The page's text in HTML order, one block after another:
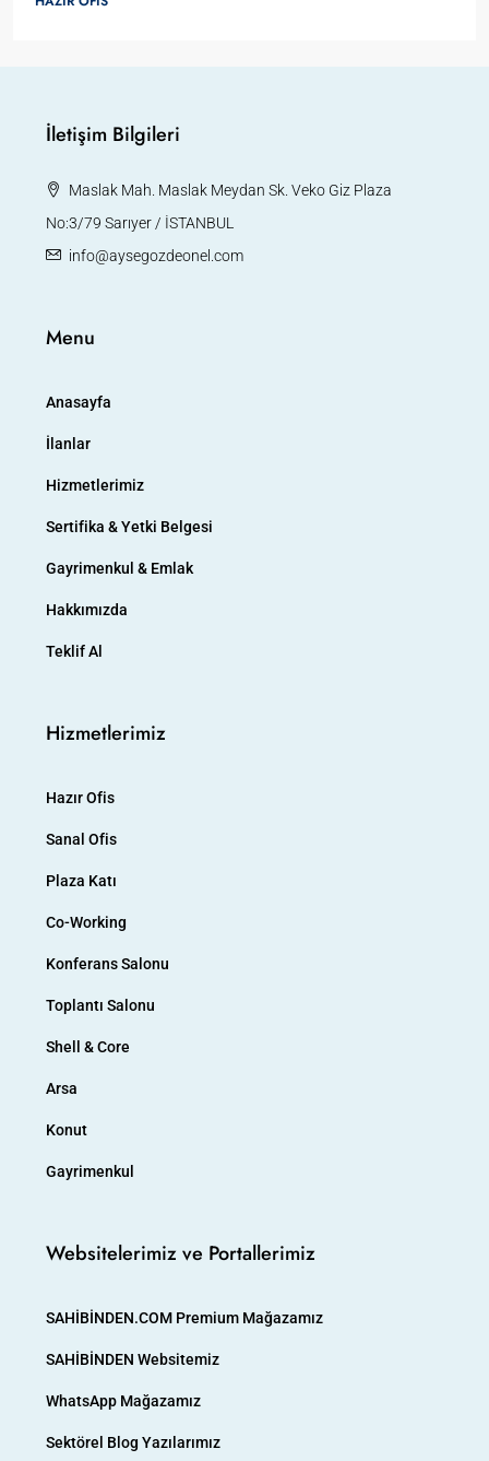
İletişim Bilgileri
Maslak Mah. Maslak Meydan Sk. Veko Giz Plaza
No:3/79 Sarıyer / İSTANBUL
info@aysegozdeonel.com
Menu
Anasayfa
İlanlar
Hizmetlerimiz
Sertifika & Yetki Belgesi
Gayrimenkul & Emlak
Hakkımızda
Teklif Al
Hizmetlerimiz
Hazır Ofis
Sanal Ofis
Plaza Katı
Co-Working
Konferans Salonu
Toplantı Salonu
Shell & Core
Arsa
Konut
Gayrimenkul
Websitelerimiz ve Portallerimiz
SAHİBİNDEN.COM Premium Mağazamız
SAHİBİNDEN Websitemiz
WhatsApp Mağazamız
Sektörel Blog Yazılarımız